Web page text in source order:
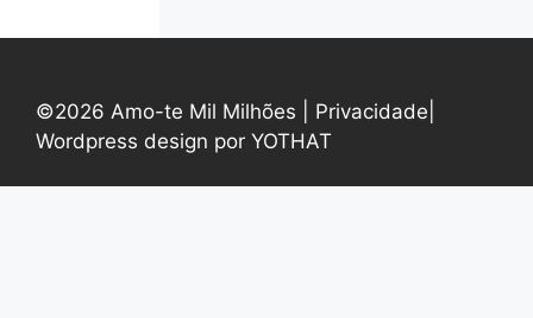
©2026 Amo-te Mil Milhões | Privacidade
Wordpress design por YOTHAT